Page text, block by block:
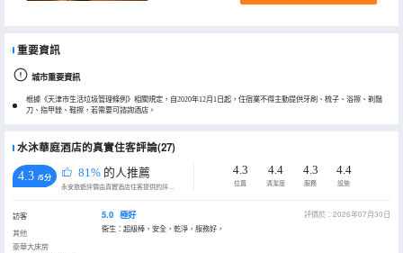
重要資訊
城市重要資訊
根據《天津市生活垃圾管理條例》相關規定，自2020年12月1日起，住宿業不得主動提供牙刷、梳子、浴擦、剃鬚
刀、指甲銼、鞋擦，若需要可諮詢酒店。
水沐華庭酒店的真實住客評論(27)
4.3 /5分 81% 的人推薦
永安旅遊評價由真實酒店住客提供的評價。
4.3
位置
4.4
清潔度
4.3
服務
4.4
設施
訪客
其他
豪華大床房
5.0 極好
評價於：2026年07月30日
衞生：超級棒，安全，乾淨，服務好，